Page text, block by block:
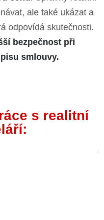
ale také ukázat a
odpovídá skutečnosti.
bezpečnost při
smlouvy.
s realitní